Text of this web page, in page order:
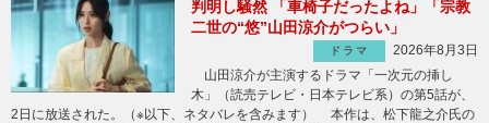
判明し騒然 「車椅子だったよね」「宗教
二世の“悠”山田涼介がつらい」
ドラマ
2026年8月3日
山田涼介が主演するドラマ「一次元の挿し
木」（読売テレビ・日本テレビ系）の第5話が、
2日に放送された。（※以下、ネタバレを含みます） 本作は、松下龍之介氏の